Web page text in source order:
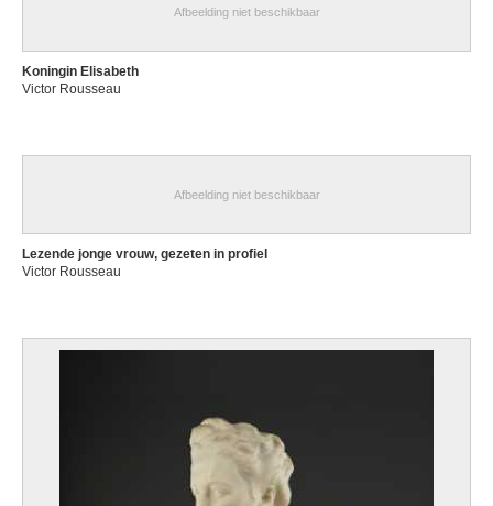
Afbeelding niet beschikbaar
Koningin Elisabeth
Victor Rousseau
Afbeelding niet beschikbaar
Lezende jonge vrouw, gezeten in profiel
Victor Rousseau